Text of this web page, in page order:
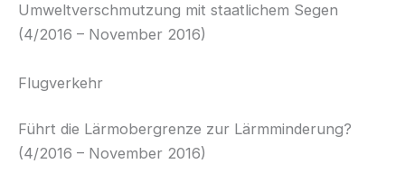
Umweltverschmutzung mit staatlichem Segen
(4/2016 – November 2016)
Flugverkehr
Führt die Lärmobergrenze zur Lärmminderung?
(4/2016 – November 2016)